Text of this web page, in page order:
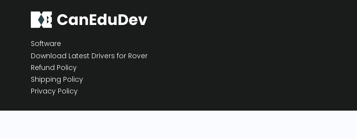
Software
Download Latest Drivers for Rover
Refund Policy
Shipping Policy
Privacy Policy